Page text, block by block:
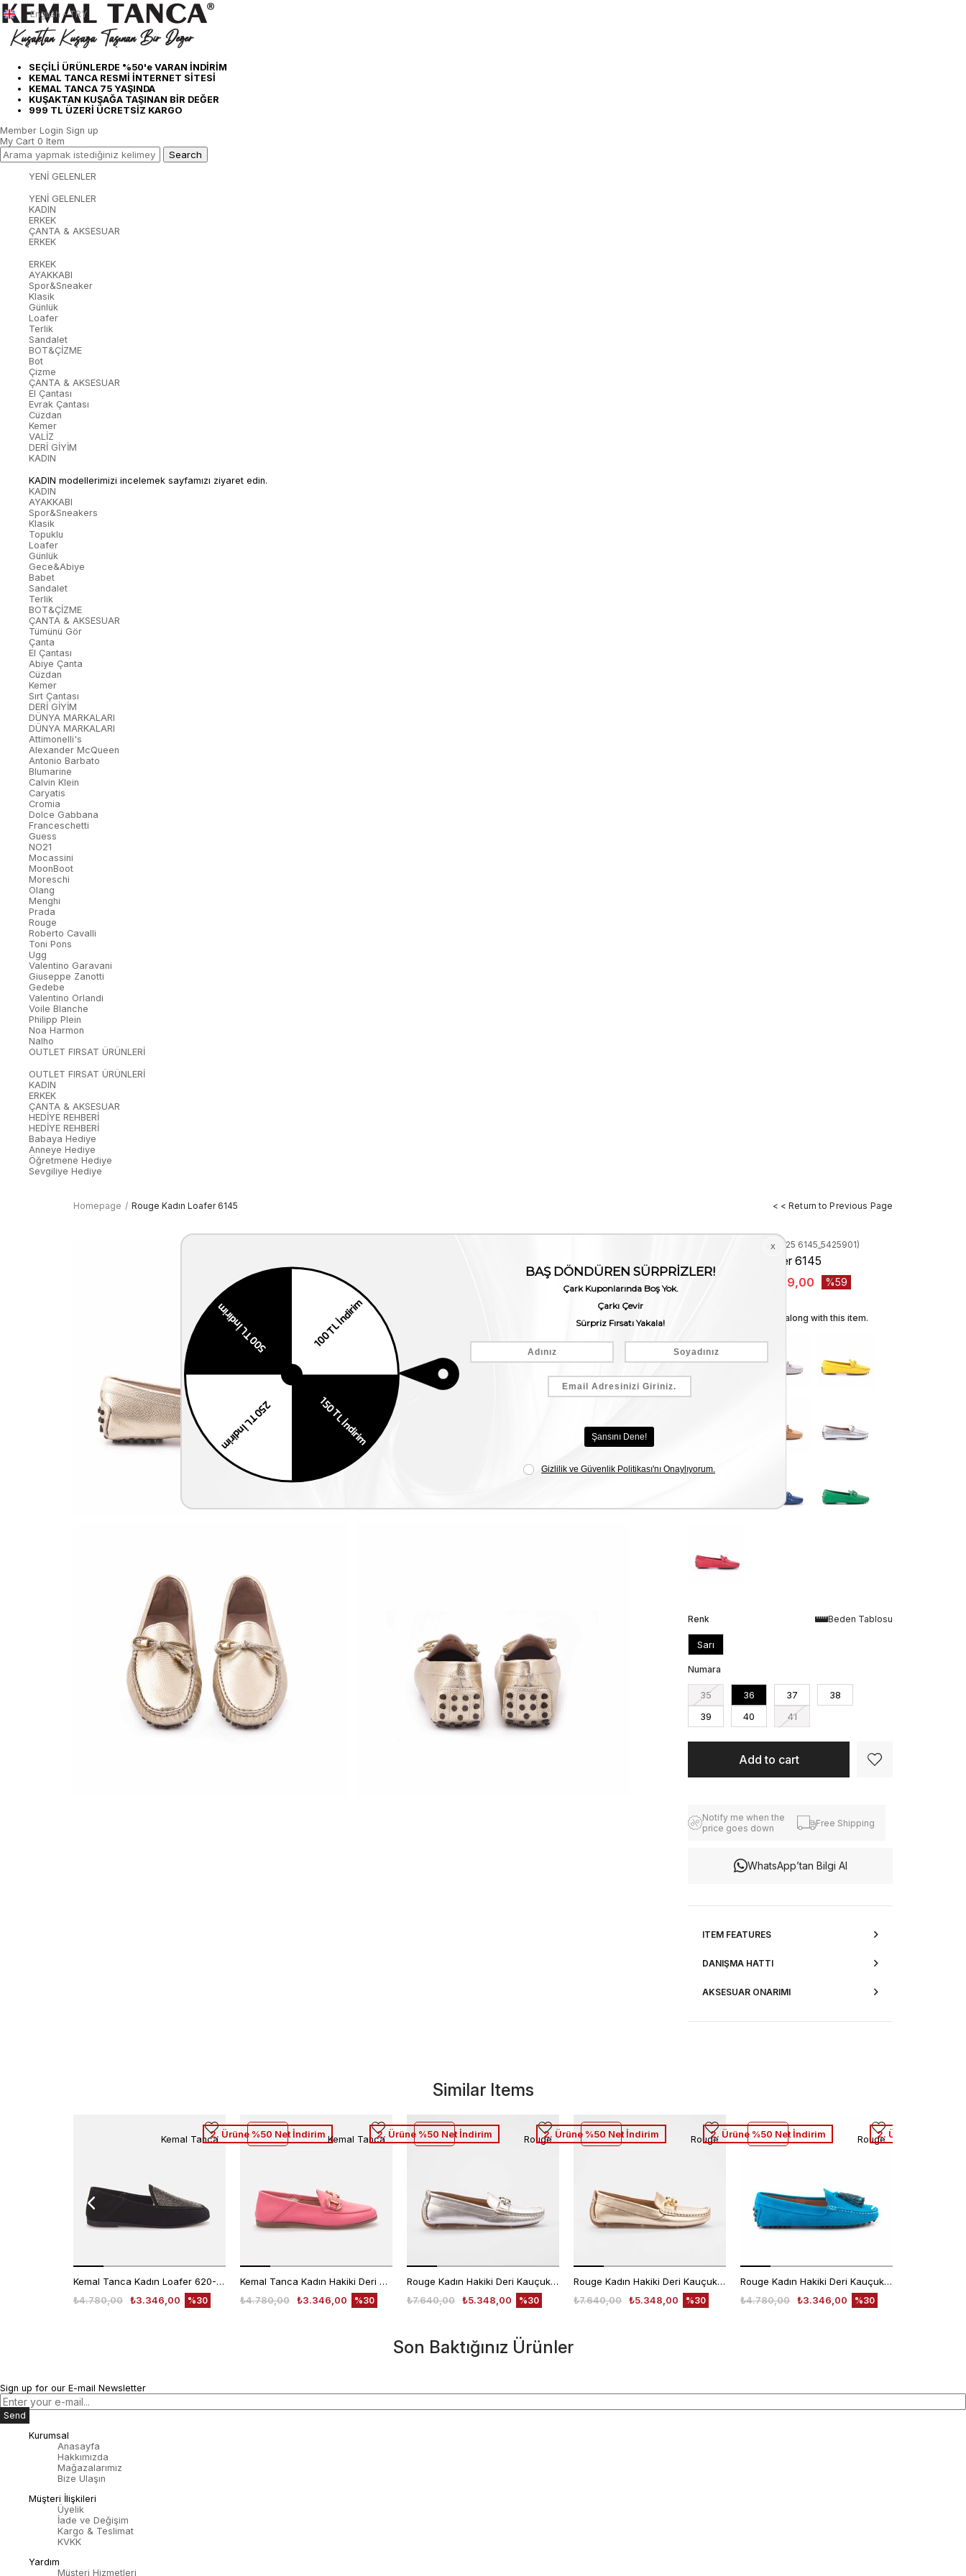
SEÇİLİ ÜRÜNLERDE %50'e VARAN İNDİRİM
KEMAL TANCA RESMİ İNTERNET SİTESİ
KEMAL TANCA 75 YAŞINDA
KUŞAKTAN KUŞAĞA TAŞINAN BİR DEĞER
999 TL ÜZERİ ÜCRETSİZ KARGO
English - TRY
Member Login Sign up
My Cart 0 Item
YENİ GELENLER
YENİ GELENLER
KADIN
ERKEK
ÇANTA & AKSESUAR
ERKEK
ERKEK
AYAKKABI
Spor&Sneaker
Klasik
Günlük
Loafer
Terlik
Sandalet
BOT&ÇİZME
Bot
Çizme
ÇANTA & AKSESUAR
El Çantası
Evrak Çantası
Cüzdan
Kemer
VALİZ
DERİ GİYİM
KADIN
KADIN modellerimizi incelemek sayfamızı ziyaret edin.
KADIN
AYAKKABI
Spor&Sneakers
Klasik
Topuklu
Loafer
Günlük
Gece&Abiye
Babet
Sandalet
Terlik
BOT&ÇİZME
ÇANTA & AKSESUAR
Tümünü Gör
Çanta
El Çantası
Abiye Çanta
Cüzdan
Kemer
Sırt Çantası
DERİ GİYİM
DÜNYA MARKALARI
DÜNYA MARKALARI
Attimonelli's
Alexander McQueen
Antonio Barbato
Blumarine
Calvin Klein
Caryatis
Cromia
Dolce Gabbana
Franceschetti
Guess
NO21
Mocassini
MoonBoot
Moreschi
Olang
Menghi
Prada
Rouge
Roberto Cavalli
Toni Pons
Ugg
Valentino Garavani
Giuseppe Zanotti
Gedebe
Valentino Orlandi
Voile Blanche
Philipp Plein
Noa Harmon
Nalho
OUTLET FIRSAT ÜRÜNLERİ
OUTLET FIRSAT ÜRÜNLERİ
KADIN
ERKEK
ÇANTA & AKSESUAR
HEDİYE REHBERİ
HEDİYE REHBERİ
Babaya Hediye
Anneye Hediye
Öğretmene Hediye
Sevgiliye Hediye
Homepage Rouge Kadın Loafer 6145 < < Return to Previous Page
Rouge
(161RGK625 6145_5425901)
Rouge Kadın Loafer 6145
₺3.499,00 59
We recommend these along with this item.
Beden Tablosu
Renk
Sarı
Numara
35 36 37
38
39
40 41
Notify me when the
price goes down
Free Shipping
WhatsApp’tan Bilgi Al
ITEM FEATURES
DANIŞMA HATTI
AKSESUAR ONARIMI
Similar Items
Kemal Tanca Kadın Loafer 620-003F
₺3.346,00
₺4.780,00 %30
Kemal Tanca
Kemal Tanca Kadın Hakiki Deri Kauçuk Taban Pembe Loafer Konforlu Babet
₺3.346,00
₺4.780,00 %30
2. Ürüne %50 Net İndirim Kemal Tanca
Rouge Kadın Hakiki Deri Kauçuk Taban Gümüş Loafer Konforlu Ayakkabı
₺5.348,00
₺7.640,00 %30
2. Ürüne %50 Net İndirim Rouge
Rouge Kadın Hakiki Deri Kauçuk Taban Altın Sarısı Loafer Konforlu Ayakkabı
₺5.348,00
₺7.640,00 %30
2. Ürüne %50 Net İndirim Rouge
Rouge Kadın Hakiki Deri Kauçuk Taban Mavi Süet Loafer Konforlu Ayakkabı
₺3.346,00
₺4.780,00 %30
2. Ürüne %50 Net İndirim Rouge2. Ürüne %50 Net
Son Baktığınız Ürünler
Sign up for our E-mail Newsletter
Send
Kurumsal
Anasayfa
Hakkımızda
Mağazalarımız
Bize Ulaşın
Müşteri İlişkileri
Üyelik
İade ve Değişim
Kargo & Teslimat
KVKK
Yardım
Müşteri Hizmetleri